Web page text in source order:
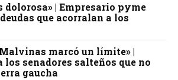
dolorosa» | Empresario pyme
que acorralan a los
marcó un límite» |
los senadores salteños que no
gaucha